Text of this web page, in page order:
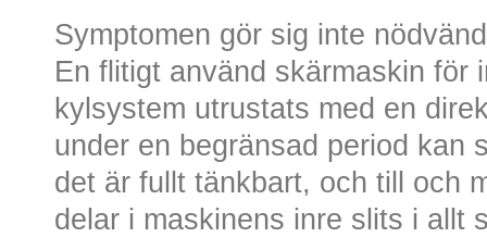
Symptomen gör sig inte
En flitigt använd skärmaskin för
kylsystem utrustats med en
under en begränsad period kan
det är fullt tänkbart, och till och
delar i maskinens inre slits i allt